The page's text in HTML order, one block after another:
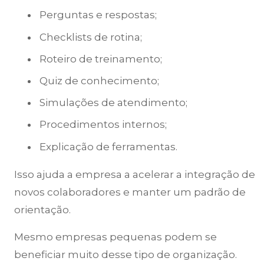
Perguntas e respostas;
Checklists de rotina;
Roteiro de treinamento;
Quiz de conhecimento;
Simulações de atendimento;
Procedimentos internos;
Explicação de ferramentas.
Isso ajuda a empresa a acelerar a integração de
novos colaboradores e manter um padrão de
orientação.
Mesmo empresas pequenas podem se
beneficiar muito desse tipo de organização.